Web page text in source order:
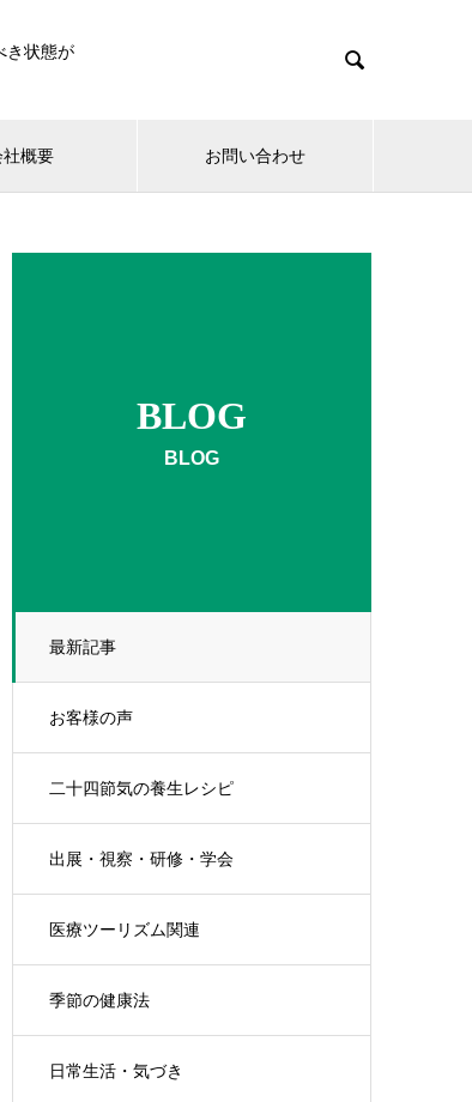
き状態が

社概要 お問い合わせ
BLOG
BLOG
最新記事
お客様の声
二十四節気の養生レシピ
出展・視察・研修・学会
医療ツーリズム関連
季節の健康法
日常生活・気づき